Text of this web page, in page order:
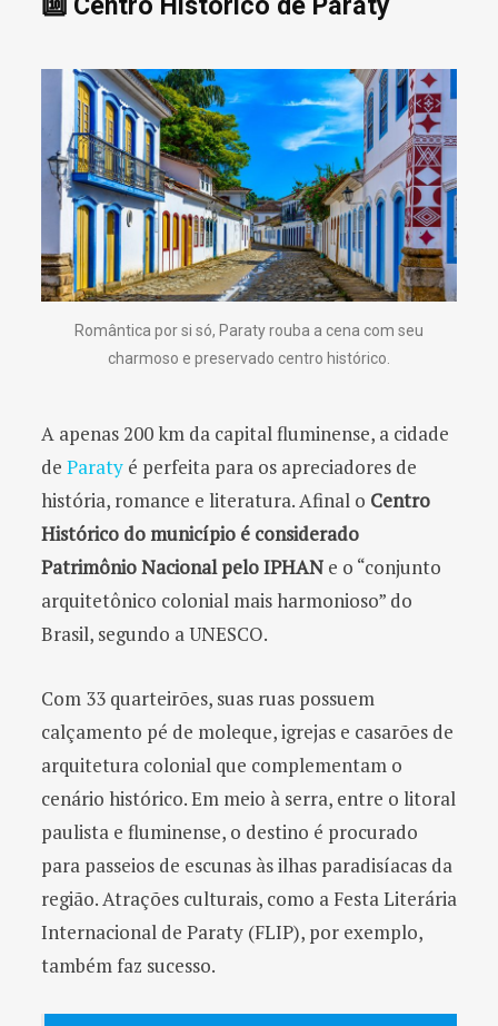
Romântica por si só, Paraty rouba a cena com seu
charmoso e preservado centro histórico.
A apenas 200 km da capital fluminense, a cidade
de Paraty é perfeita para os apreciadores de
história, romance e literatura. Afinal o Centro
Histórico do município é considerado
Patrimônio Nacional pelo IPHAN e o “conjunto
arquitetônico colonial mais harmonioso” do
Brasil, segundo a UNESCO.
Com 33 quarteirões, suas ruas possuem
calçamento pé de moleque, igrejas e casarões de
arquitetura colonial que complementam o
cenário histórico. Em meio à serra, entre o litoral
paulista e fluminense, o destino é procurado
para passeios de escunas às ilhas paradisíacas da
região. Atrações culturais, como a Festa Literária
Internacional de Paraty (FLIP), por exemplo,
também faz sucesso.